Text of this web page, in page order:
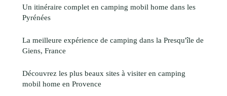
Un itinéraire complet en camping mobil home dans les
Pyrénées
La meilleure expérience de camping dans la Presqu'île de
Giens, France
Découvrez les plus beaux sites à visiter en camping
mobil home en Provence